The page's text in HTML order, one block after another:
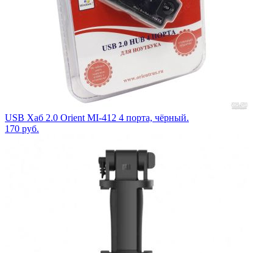
USB Хаб 2.0 Orient MI-412 4 порта, чёрный.
170 руб.